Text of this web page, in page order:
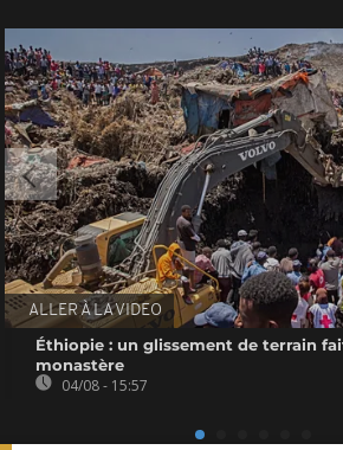
ALLER À LA VIDEO
Éthiopie : un glissement de terrain
monastère
04/08 - 15:57